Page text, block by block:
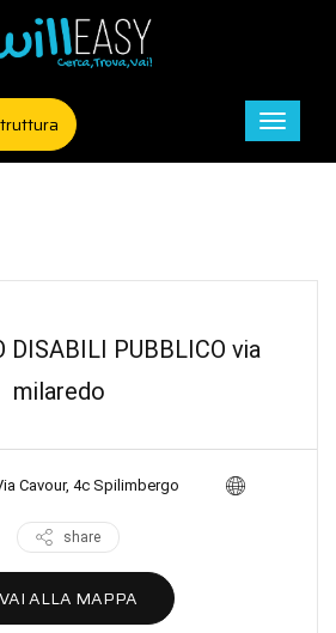
Toggle
DISABILI PUBBLICO via
milaredo
Cavour, 4c Spilimbergo
share
VAI ALLA MAPPA